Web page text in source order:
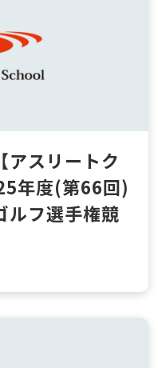
アスリートク
年度(第66回)
ルフ選手権競